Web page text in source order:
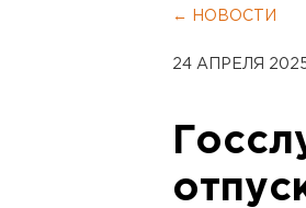
Челябинск
← НОВОСТИ
24 АПРЕЛЯ 2025